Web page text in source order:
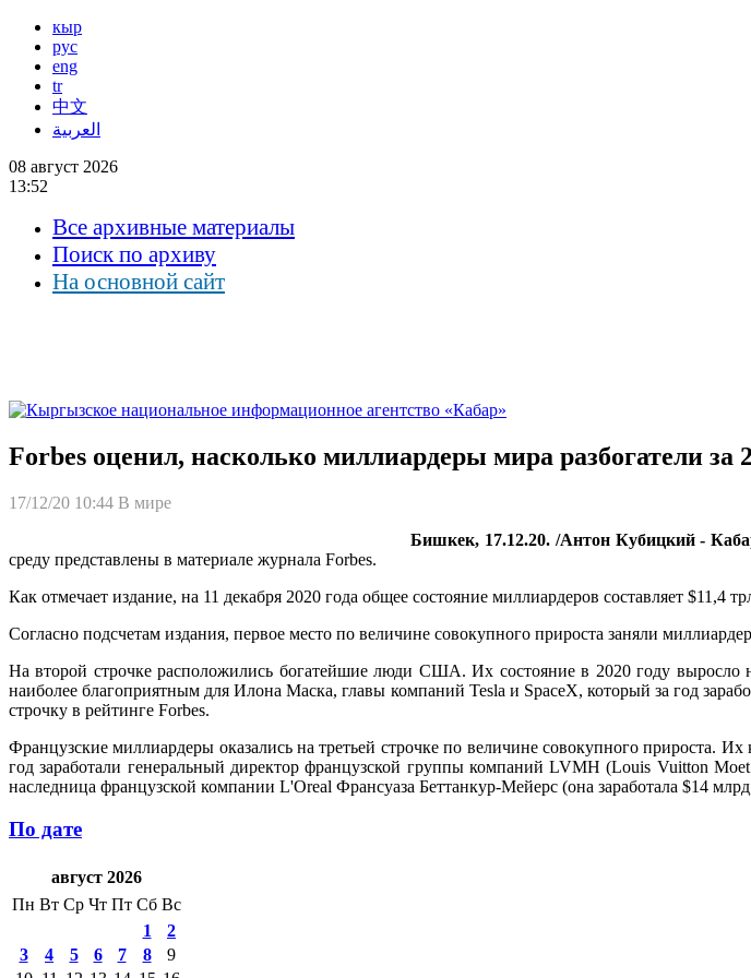
кыр
рус
eng
tr
中文
العربية
08 август 2026
13:52
Все архивные материалы
Поиск по архиву
На основной сайт
Forbes оценил, насколько миллиардеры мира разбогатели за
17/12/20 10:44 В мире
Бишкек, 17.12.20. /Антон Кубицкий -
среду представлены в материале журнала Forbes.
Как отмечает издание, на 11 декабря 2020 года общее состояние миллиардеров составляет
Согласно подсчетам издания, первое место по величине совокупного прироста заняли
На второй строчке расположились богатейшие люди США. Их состояние в 2020 году выросло
наиболее благоприятным для Илона Маска, главы компаний Tesla и SpaceX, который за год
строчку в рейтинге Forbes.
Французские миллиардеры оказались на третьей строчке по величине совокупного прироста.
год заработали генеральный директор французской группы компаний LVMH (Louis Vuitton
наследница французской компании L'Oreal Франсуаза Беттанкур-Мейерс (она заработала $14
По дате
август 2026
Пн Вт Ср Чт Пт Сб Вс
1
2
3
4 5 6 7 8
9